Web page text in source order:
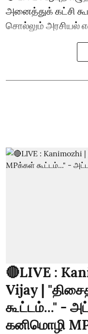
அனைத்துக் கட்சி
சொல்லும் அரசியல்
🔴LIVE :
Vijay |
கூட்டம்..." -
கனிமொழி